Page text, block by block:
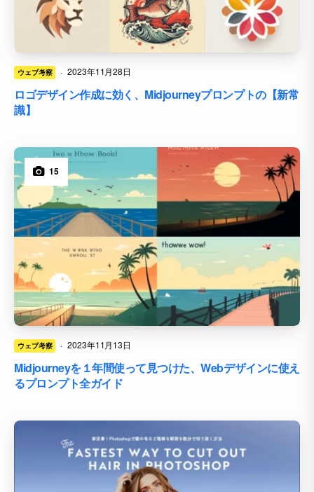
ウェブ考察 · 2023年11月28日
ロゴデザイン作成に効く、Midjourneyプロンプトの【新常
識】
15
ウェブ考察 · 2023年11月13日
Midjourneyを１年間使って見つけた、Webデザインに使え
るプロンプト全ガイド